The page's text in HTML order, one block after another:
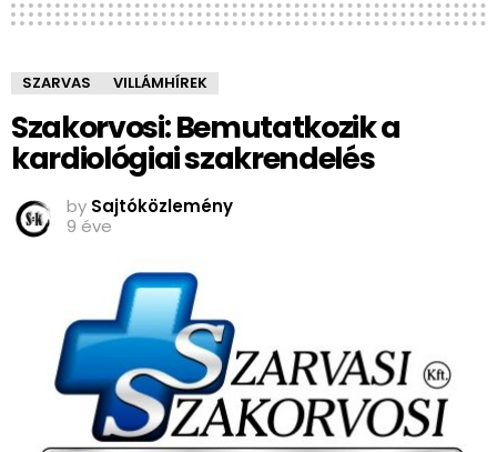
SZARVAS VILLÁMHÍREK
Szakorvosi: Bemutatkozik a
kardiológiai szakrendelés
by Sajtóközlemény
9 éve